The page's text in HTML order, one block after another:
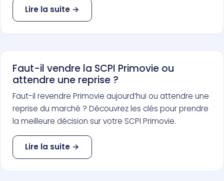
Lire la suite →
Faut-il vendre la SCPI Primovie ou
attendre une reprise ?
Faut-il revendre Primovie aujourd’hui ou attendre une
reprise du marché ? Découvrez les clés pour prendre
la meilleure décision sur votre SCPI Primovie.
Lire la suite →